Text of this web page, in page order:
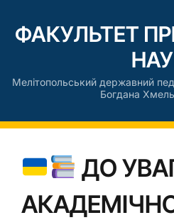
ФАКУЛЬТЕТ
Мелітопольський державний
Богдана
ДО